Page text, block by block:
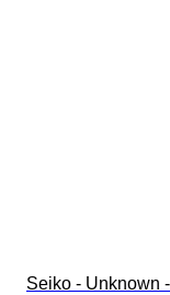
Seiko - Unknown